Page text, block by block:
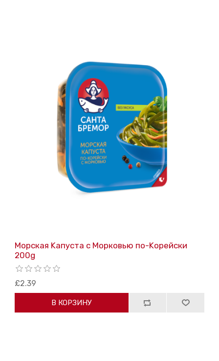
Морская Kапуста с Mорковью по-Kорейски
200g
£2.39
В КОРЗИНУ